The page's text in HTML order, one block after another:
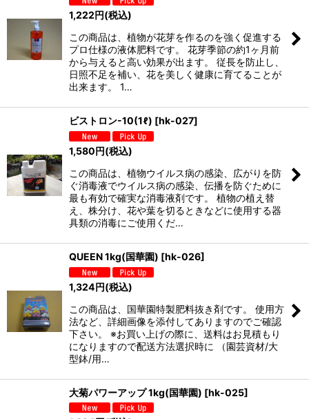
1,222円(税込)
この商品は、植物が花芽を作るのを強く促進する
プロ仕様の液体肥料です。 花芽季節の約1ヶ月前
から与えると高い効果が出ます。 従長を防止し、
日照不足を補い、花を美しく健康に育てることが
出来ます。 1…
ビストロン-10(1ℓ) [hk-027]
1,580円(税込)
この商品は、植物ウイルス病の感染、広がりを防
ぐ消毒液でウイルス病の感染、伝播を防ぐために
最も有効で確実な消毒液剤です。 植物の植え替
え、株分け、花や葉を切るときなどに使用する器
具類の消毒にご使用くだ…
QUEEN 1kg(国華園) [hk-026]
1,324円(税込)
この商品は、国華園特製肥料抜き剤です。 使用方
法など、詳細画像を添付してありますのでご確認
下さい。 ※お買い上げの際に、送料はお見積もり
になりますので配送方法選択時に （園芸資材/大
型鉢/用…
大菊パワーアップ 1kg(国華園) [hk-025]